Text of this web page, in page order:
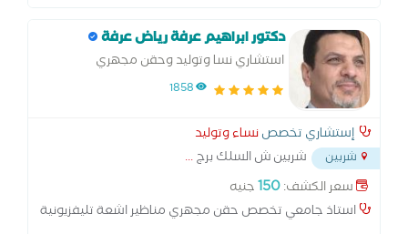
دكتور ابراهيم عرفة رياض عرفة
استشاري نسا وتوليد وحقن مجهري
1858
إستشاري تخصصنساء وتوليد
شربين شربين ش السلك برج...
سعر الكشف:150جنيه
استاذ جامعي تخصص حقن مجهري مناظير اشعة تليفزيونية